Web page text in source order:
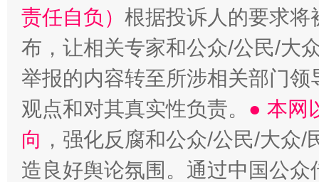
责任自负） 根据投诉人的要求将
布，让相关专家和公众/公民/大
举报的内容转至所涉相关部门
观点和对其真实性负责。 ● 本网
向 ，强化反腐和公众/公民/大众
造良好舆论氛围。通过中国公